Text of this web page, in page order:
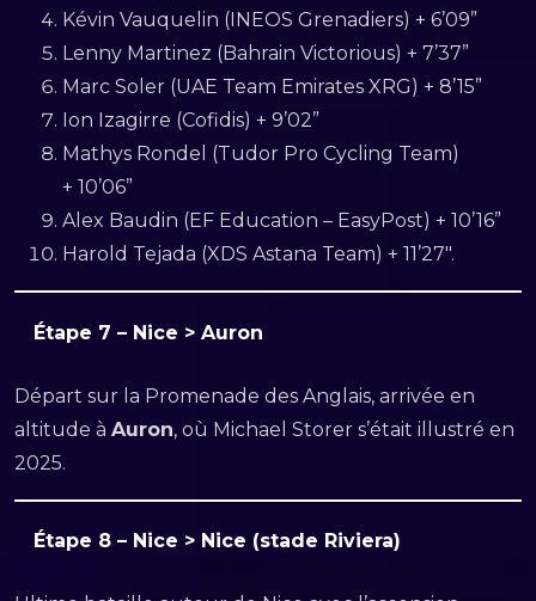
Kévin Vauquelin (INEOS Grenadiers) + 6’09”
Lenny Martinez (Bahrain Victorious) + 7’37”
Marc Soler (UAE Team Emirates XRG) + 8’15”
Ion Izagirre (Cofidis) + 9’02”
Mathys Rondel (Tudor Pro Cycling Team)
+ 10’06”
Alex Baudin (EF Education – EasyPost) + 10’16”
Harold Tejada (XDS Astana Team) + 11’27″.
Étape 7 – Nice > Auron
Départ sur la Promenade des Anglais, arrivée en
altitude à Auron, où Michael Storer s’était illustré en
2025.
Étape 8 – Nice > Nice (stade Riviera)